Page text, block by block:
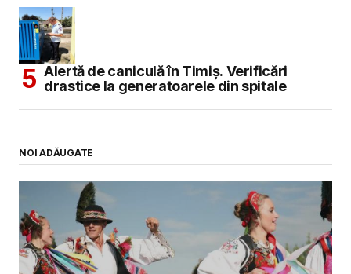
Alertă de caniculă în Timiș. Verificări
drastice la generatoarele din spitale
NOI ADĂUGATE